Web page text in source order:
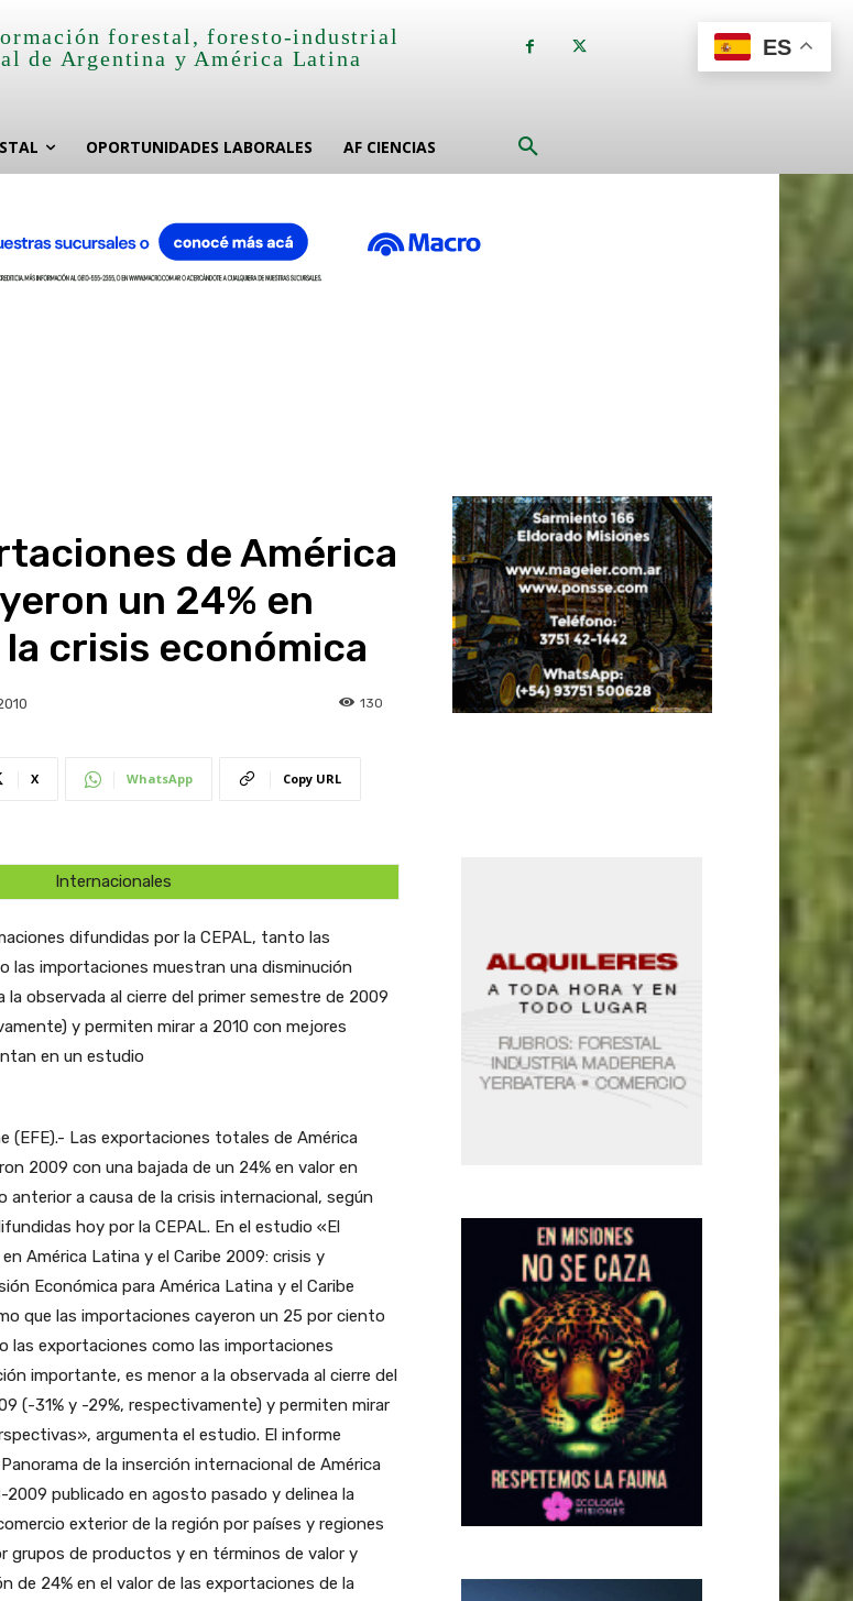
forestal, foresto-industrial
de Argentina y América Latina
OPORTUNIDADES LABORALES AF CIENCIAS
de América
un 24% en
crisis económica
130
X WhatsApp Copy URL
Internacionales
difundidas por la CEPAL, tanto las
las importaciones muestran una disminución
observada al cierre del primer semestre de 2009
y permiten mirar a 2010 con mejores
en un estudio
(EFE).- Las exportaciones totales de América
2009 con una bajada de un 24% en valor en
anterior a causa de la crisis internacional, según
hoy por la CEPAL. En el estudio «El
América Latina y el Caribe 2009: crisis y
Económica para América Latina y el Caribe
que las importaciones cayeron un 25 por ciento
las exportaciones como las importaciones
importante, es menor a la observada al cierre del
(-31% y -29%, respectivamente) y permiten mirar
argumenta el estudio. El informe
de la inserción internacional de América
2009 publicado en agosto pasado y delinea la
exterior de la región por países y regiones
grupos de productos y en términos de valor y
de 24% en el valor de las exportaciones de la
ES